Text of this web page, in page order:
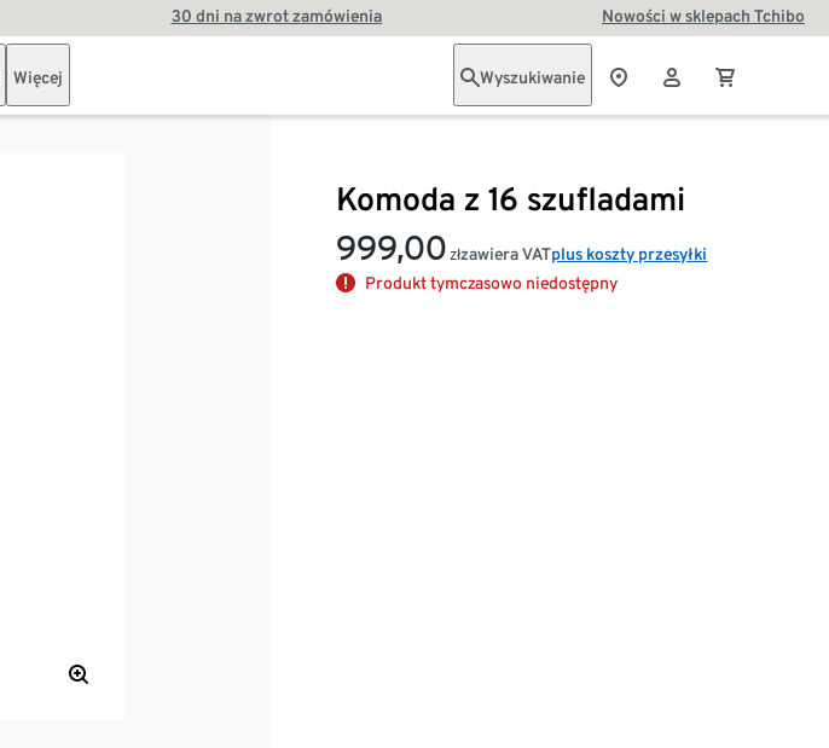
30 dni na zwrot zamówienia Nowości w sklepach Tchibo
Więcej Wyszukiwanie
Komoda z 16 szufladami
999,00 złzawiera VATplus koszty przesyłki
Produkt tymczasowo niedostępny